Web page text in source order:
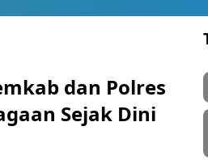
dan Polres
Sejak Dini